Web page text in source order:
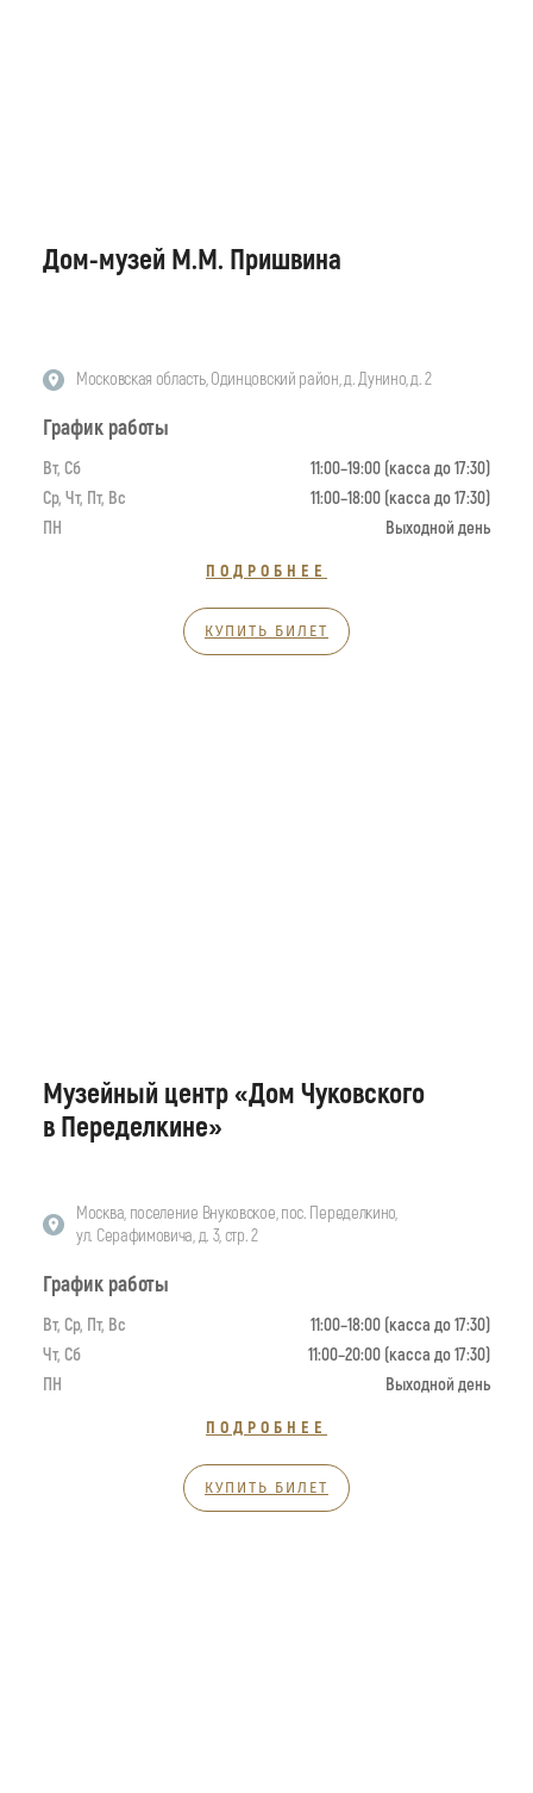
Дом-музей М.М. Пришвина
Московская область, Одинцовский район, д. Дунино, д. 2
График работы
Вт, Сб
11:00–19:00 (касса до 17:30)
Ср, Чт, Пт, Вс
11:00–18:00 (касса до 17:30)
ПН
Выходной день
ПОДРОБНЕЕ
КУПИТЬ БИЛЕТ
Музейный центр «Дом Чуковского
в Переделкине»
Москва, поселение Внуковское, пос. Переделкино,
ул. Серафимовича, д. 3, стр. 2
График работы
Вт, Ср, Пт, Вс
11:00–18:00 (касса до 17:30)
Чт, Сб
11:00–20:00 (касса до 17:30)
ПН
Выходной день
ПОДРОБНЕЕ
КУПИТЬ БИЛЕТ